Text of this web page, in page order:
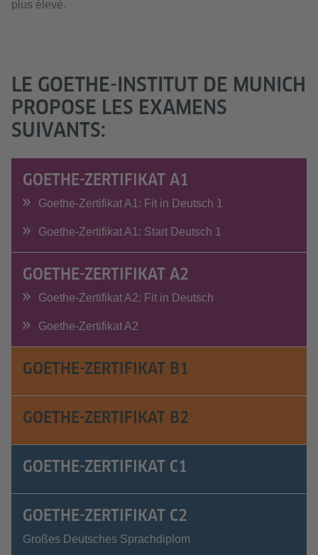
plus élevé.
LE GOETHE-INSTITUT DE MUNICH
PROPOSE LES EXAMENS
SUIVANTS:
GOETHE-ZERTIFIKAT A1
Goethe-Zertifikat A1: Fit in Deutsch 1
Goethe-Zertifikat A1: Start Deutsch 1
GOETHE-ZERTIFIKAT A2
Goethe-Zertifikat A2: Fit in Deutsch
Goethe-Zertifikat A2
GOETHE-ZERTIFIKAT B1
GOETHE-ZERTIFIKAT B2
GOETHE-ZERTIFIKAT C1
GOETHE-ZERTIFIKAT C2
Großes Deutsches Sprachdiplom